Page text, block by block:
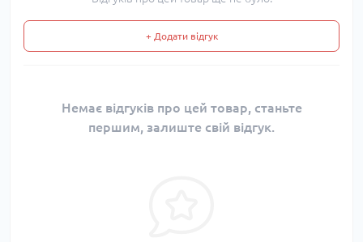
+ Додати відгук
Немає відгуків про цей товар, станьте
першим, залиште свій відгук.